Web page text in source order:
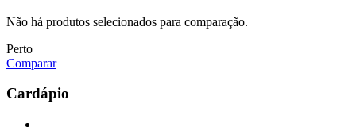
Não há produtos selecionados para comparação.
Perto
Comparar
Cardápio